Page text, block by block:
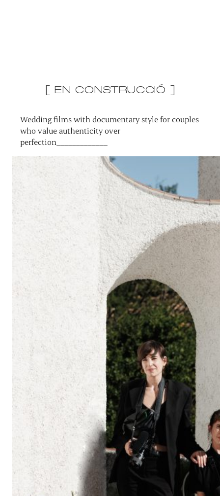
[ EN CONSTRUCCIÓ ]
Wedding films with documentary style for couples
who value authenticity over
perfection_____________